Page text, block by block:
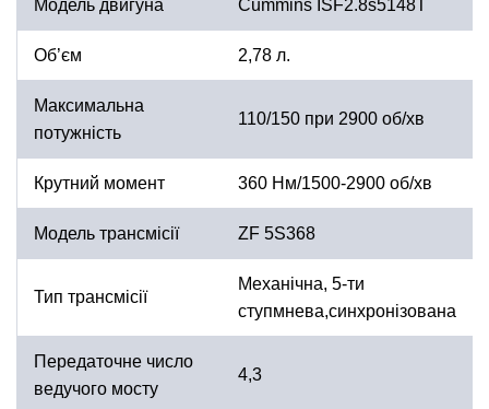
Модель двигуна Cummins ISF2.8s5148T
Об’єм 2,78 л.
Максимальна
потужність
110/150 при 2900 об/хв
Крутний момент 360 Нм/1500-2900 об/хв
Модель трансмісії ZF 5S368
Тип трансмісії
Механічна, 5-ти
ступмнева,синхронізована
Передаточне число
ведучого мосту
4,3